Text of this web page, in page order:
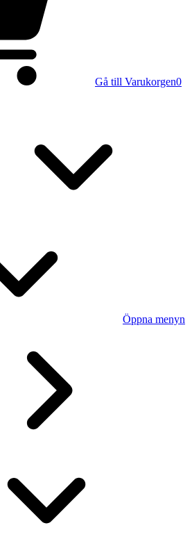
Gå till Varukorgen0
Öppna menyn